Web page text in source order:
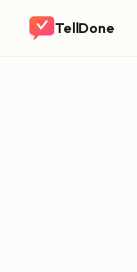
TellDone